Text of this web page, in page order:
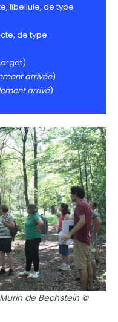
libellule, de type
de type
arrivée)
arrivé)
de Bechstein ©